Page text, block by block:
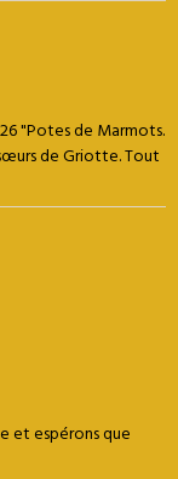
"Potes de Marmots.
de Griotte. Tout
et espérons que